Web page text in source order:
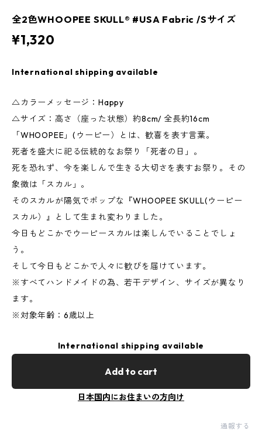
全2色WHOOPEE SKULL® #USA Fabric /Sサイズ
¥1,320
International shipping available
△カラーメッセージ：Happy
△サイズ：高さ（座った状態）約8cm/ 全長約16cm
「WHOOPEE」(ウーピー）とは、歓喜を表す言葉。
死者を盛大に祀る伝統的なお祭り「死者の日」。
死を恐れず、今を楽しんで生きる大切さを表すお祭り。その
象徴は「スカル」。
そのスカルが陽気でポップな『WHOOPEE SKULL(ウーピー
スカル）』として生まれ変わりました。
今日もどこかでウーピースカルは楽しんでいることでしょ
う。
そして今日もどこかで人々に歓びを届けています。
※すべてハンドメイドの為、若干デザイン、サイズが異なり
ます。
※対象年齢：6歳以上
International shipping available
Add to cart
日本国内にお住まいの方向け
通報する